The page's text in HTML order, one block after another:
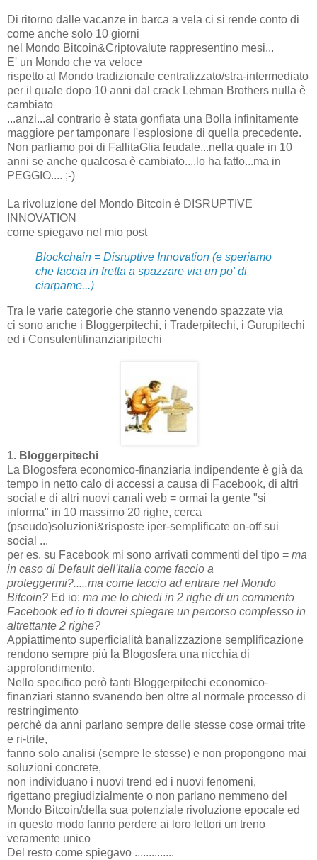
Di ritorno dalle vacanze in barca a vela ci si rende conto di
come anche solo 10 giorni
nel Mondo Bitcoin&Criptovalute rappresentino mesi...
E' un Mondo che va veloce
rispetto al Mondo tradizionale centralizzato/stra-intermediato
per il quale dopo 10 anni dal crack Lehman Brothers nulla è
cambiato
...anzi...al contrario è stata gonfiata una Bolla infinitamente
maggiore per tamponare l'esplosione di quella precedente.
Non parliamo poi di FallitaGlia feudale...nella quale in 10
anni se anche qualcosa è cambiato....lo ha fatto...ma in
PEGGIO.... ;-)
La rivoluzione del Mondo Bitcoin è DISRUPTIVE
INNOVATION
come spiegavo nel mio post
Blockchain = Disruptive Innovation (e speriamo
che faccia in fretta a spazzare via un po' di
ciarpame...)
Tra le varie categorie che stanno venendo spazzate via
ci sono anche i Bloggerpitechi, i Traderpitechi, i Gurupitechi
ed i Consulentifinanziaripitechi
1. Bloggerpitechi
La Blogosfera economico-finanziaria indipendente è già da
tempo in netto calo di accessi a causa di Facebook, di altri
social e di altri nuovi canali web = ormai la gente "si
informa" in 10 massimo 20 righe, cerca
(pseudo)soluzioni&risposte iper-semplificate on-off sui
social ...
per es. su Facebook mi sono arrivati commenti del tipo = ma
in caso di Default dell'Italia come faccio a
proteggermi?.....ma come faccio ad entrare nel Mondo
Bitcoin? Ed io: ma me lo chiedi in 2 righe di un commento
Facebook ed io ti dovrei spiegare un percorso complesso in
altrettante 2 righe?
Appiattimento superficialità banalizzazione semplificazione
rendono sempre più la Blogosfera una nicchia di
approfondimento.
Nello specifico però tanti Bloggerpitechi economico-
finanziari stanno svanendo ben oltre al normale processo di
restringimento
perchè da anni parlano sempre delle stesse cose ormai trite
e ri-trite,
fanno solo analisi (sempre le stesse) e non propongono mai
soluzioni concrete,
non individuano i nuovi trend ed i nuovi fenomeni,
rigettano pregiudizialmente o non parlano nemmeno del
Mondo Bitcoin/della sua potenziale rivoluzione epocale ed
in questo modo fanno perdere ai loro lettori un treno
veramente unico
Del resto come spiegavo ..............